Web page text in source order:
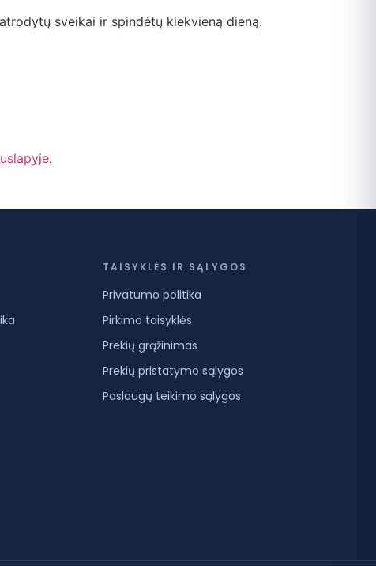
sveikai ir spindėtų kiekvieną dieną.
.
TAISYKLĖS IR SĄLYGOS
Privatumo politika
Pirkimo taisyklės
Prekių grąžinimas
Prekių pristatymo sąlygos
Paslaugų teikimo sąlygos